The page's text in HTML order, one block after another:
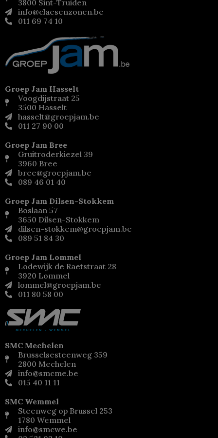
3800 Sint-Truiden
info@claesenzonen.be
011 69 74 10
Groep Jam Hasselt
Voogdijstraat 25
3500 Hasselt
hasselt@groepjam.be
011 27 90 00
Groep Jam Bree
Gruitroderkiezel 39
3960 Bree
bree@groepjam.be
089 46 01 40
Groep Jam Dilsen-Stokkem
Boslaan 57
3650 Dilsen-Stokkem
dilsen-stokkem@groepjam.be
089 51 84 30
Groep Jam Lommel
Lodewijk de Raetstraat 28
3920 Lommel
lommel@groepjam.be
011 80 58 00
SMC Mechelen
Brusselsesteenweg 359
2800 Mechelen
info@smcme.be
015 40 11 11
SMC Wemmel
Steenweg op Brussel 253
1780 Wemmel
info@smcwe.be